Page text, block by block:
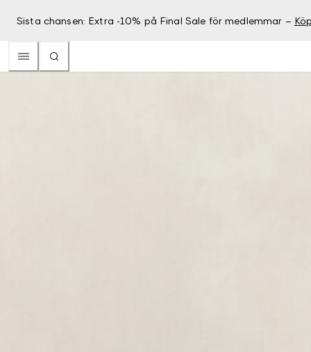
Sista chansen: Extra -10% på Final Sale för medlemmar –